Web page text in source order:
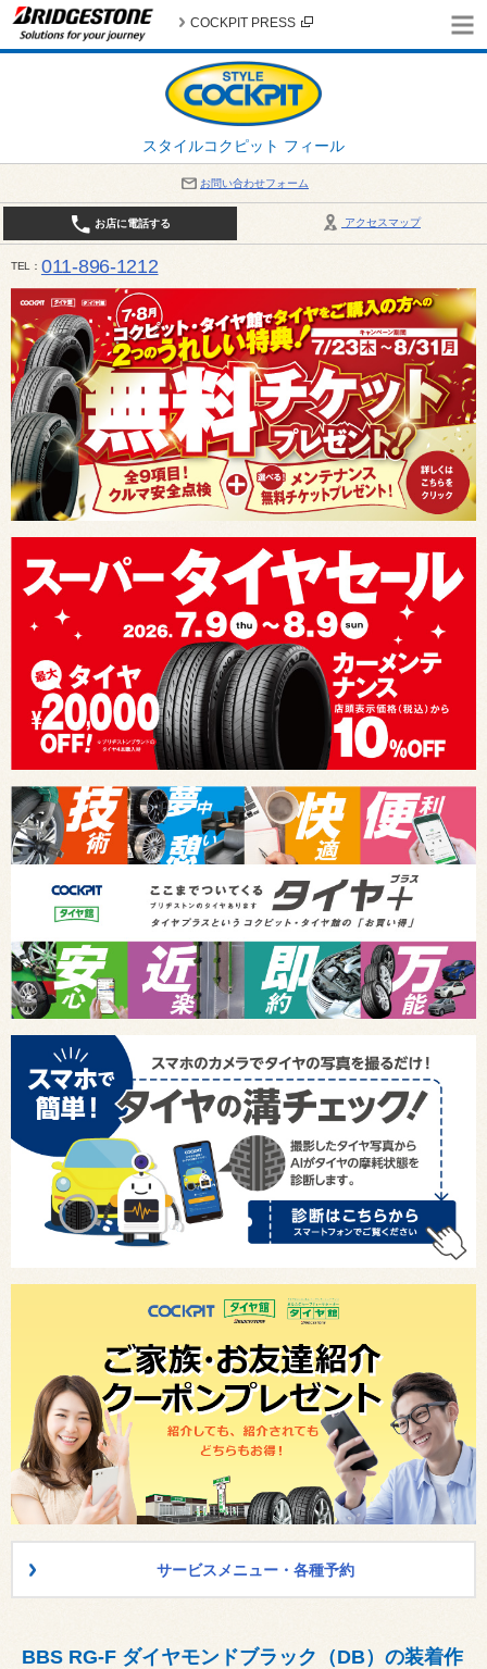
スタイルコクピット フィール
COCKPIT PRESS
お問い合わせフォーム
アクセスマップ
お店に電話する
TEL 011-896-1212
平日・日・祝日：作業受付10:00～17:30 、商談受付は10:00～18:00 まで 営業時間は10:00～
受け出来ない場合がございます。店舗までお問い合わせください。電話も込み合うことが予想さ
日：2026年8月の定休日 毎週 火曜日と水曜日 8月10日(月曜日) から 8月14日(金曜
サービスメニュー・各種予約
BBS RG-F ダイヤモンドブラック（DB）の装着作